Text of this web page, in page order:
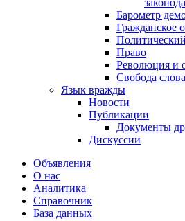
Барометр
Гражданское
Право
Революция и
Свобода слова
Язык вражды
Новости
Публикации
Документы
Дискуссии
Объявления
О нас
Аналитика
Справочник
База данных